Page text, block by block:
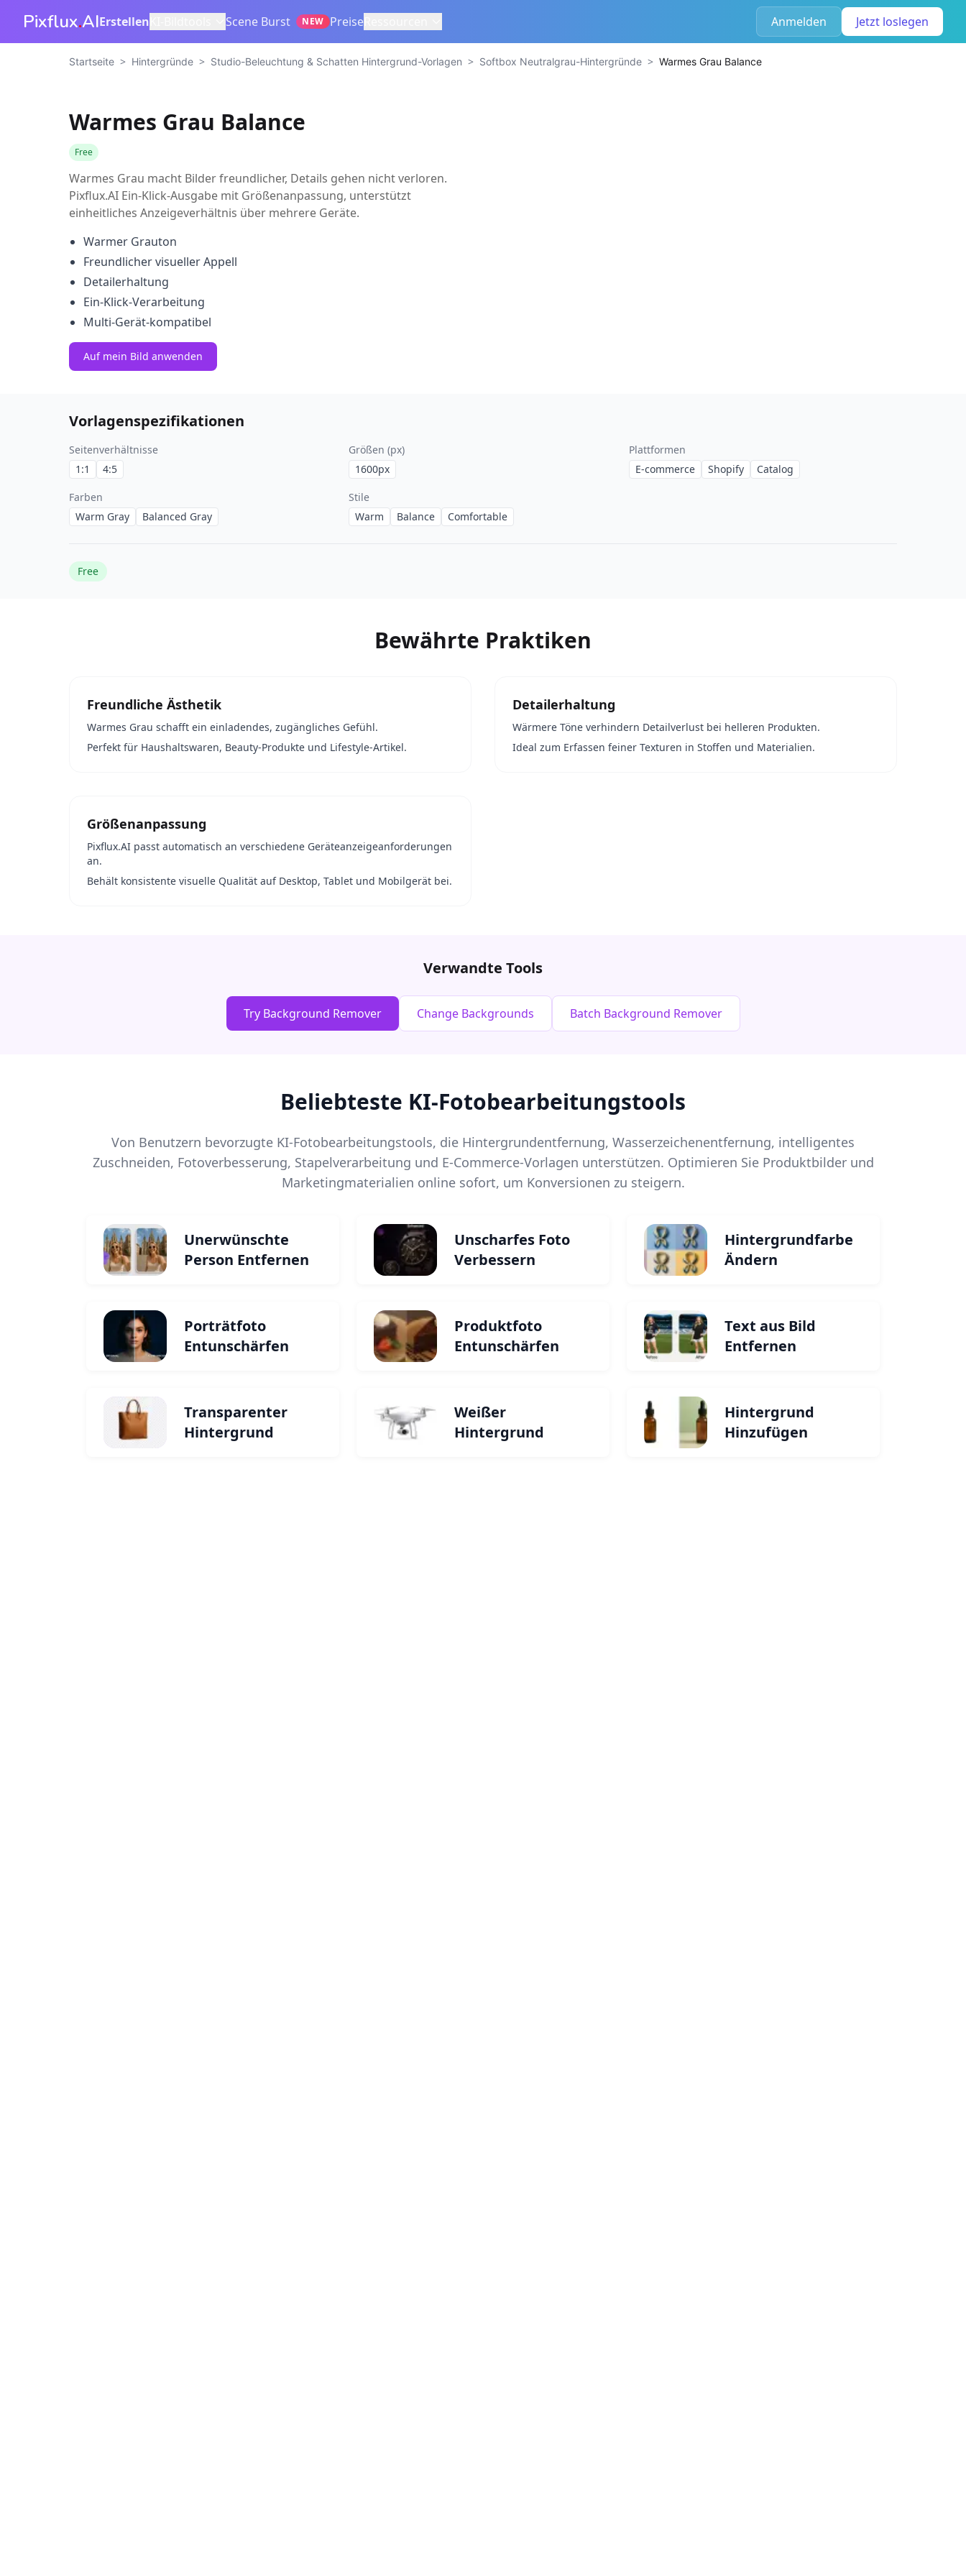
Pixflux.AIErstellen Scene Burst NEW PreiseRessourcen Anmelden Jetzt loslegen
Startseite > Hintergründe > Studio-Beleuchtung & Schatten Hintergrund-Vorlagen > Softbox Neutralgrau-Hintergründe > Warmes Grau Balance
Warmes Grau Balance
Free
Warmes Grau macht Bilder freundlicher, Details gehen nicht verloren.
Pixflux.AI Ein-Klick-Ausgabe mit Größenanpassung, unterstützt
einheitliches Anzeigeverhältnis über mehrere Geräte.
Warmer Grauton
Freundlicher visueller Appell
Detailerhaltung
Ein-Klick-Verarbeitung
Multi-Gerät-kompatibel
Auf mein Bild anwenden
Vorlagenspezifikationen
Seitenverhältnisse
1:1
4:5
Größen (px)
1600px
Plattformen
E-commerce
Shopify Catalog
Farben
Warm Gray
Balanced Gray
Stile
Warm
Balance Comfortable
Free
Bewährte Praktiken
Freundliche Ästhetik
Warmes Grau schafft ein einladendes, zugängliches Gefühl.
Perfekt für Haushaltswaren, Beauty-Produkte und Lifestyle-Artikel.
Detailerhaltung
Wärmere Töne verhindern Detailverlust bei helleren Produkten.
Ideal zum Erfassen feiner Texturen in Stoffen und Materialien.
Größenanpassung
Pixflux.AI passt automatisch an verschiedene Geräteanzeigeanforderungen
an.
Behält konsistente visuelle Qualität auf Desktop, Tablet und Mobilgerät bei.
Verwandte Tools
Try Background Remover Change Backgrounds Batch Background Remover
Beliebteste KI-Fotobearbeitungstools
Von Benutzern bevorzugte KI-Fotobearbeitungstools, die Hintergrundentfernung, Wasserzeichenentfernung, intelligentes
Zuschneiden, Fotoverbesserung, Stapelverarbeitung und E-Commerce-Vorlagen unterstützen. Optimieren Sie Produktbilder und
Marketingmaterialien online sofort, um Konversionen zu steigern.
Unerwünschte
Person Entfernen
Unscharfes Foto
Verbessern
Hintergrundfarbe
Ändern
Porträtfoto
Entunschärfen
Produktfoto
Entunschärfen
Text aus Bild
Entfernen
Transparenter
Hintergrund
Weißer
Hintergrund
Hintergrund
Hinzufügen